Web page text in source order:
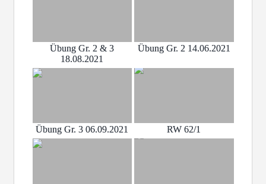
Übung Gr. 2 & 3
18.08.2021
Übung Gr. 2 14.06.2021
Übung Gr. 3 06.09.2021 RW 62/1